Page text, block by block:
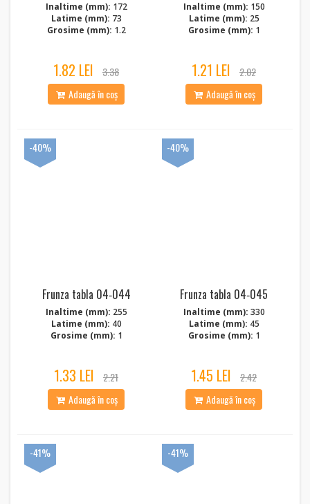
Inaltime (mm): 172
Latime (mm): 73
Grosime (mm): 1.2
1.82 LEI 3.38
Adaugă în coș
Inaltime (mm): 150
Latime (mm): 25
Grosime (mm): 1
1.21 LEI 2.02
Adaugă în coș
Frunza tabla 04‑044
Inaltime (mm): 255
Latime (mm): 40
Grosime (mm): 1
1.33 LEI 2.21
-40%
Adaugă în coș
Frunza tabla 04‑045
Inaltime (mm): 330
Latime (mm): 45
Grosime (mm): 1
1.45 LEI 2.42
-40%
Adaugă în coș
-41% -41%